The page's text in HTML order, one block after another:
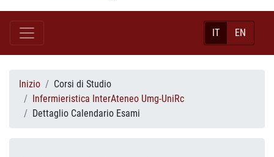
IT EN
Inizio
Corsi di Studio
Infermieristica InterAteneo Umg-UniRc
Dettaglio Calendario Esami